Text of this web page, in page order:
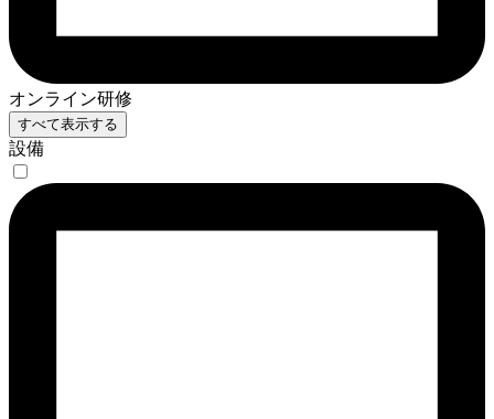
オンライン研修
すべて表示する
設備